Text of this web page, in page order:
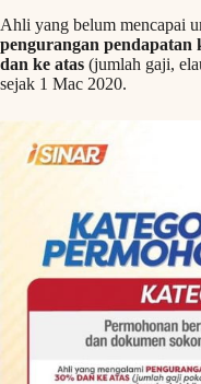
Ahli yang belum mencapai
pengurangan pendapatan
dan ke atas (jumlah gaji,
sejak 1 Mac 2020.